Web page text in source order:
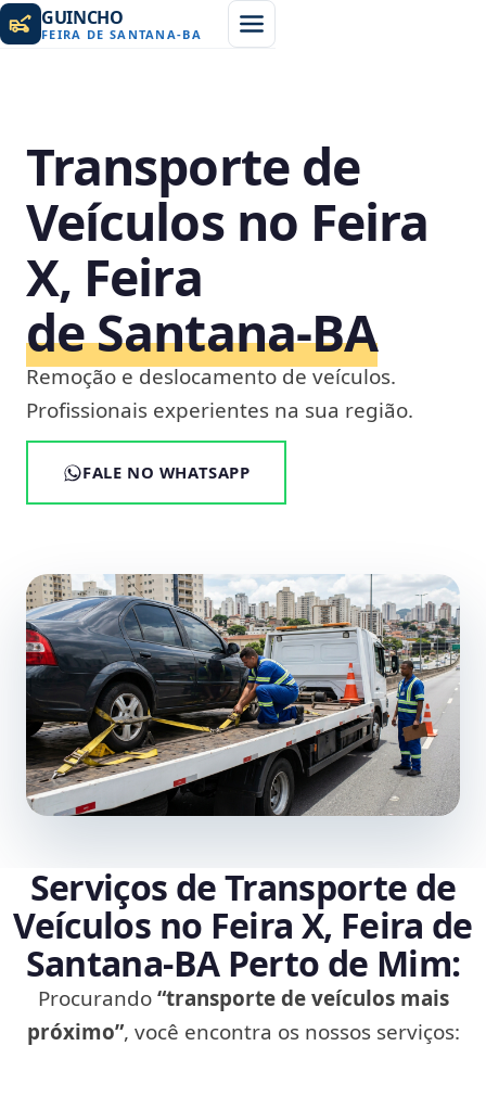
GUINCHO
FEIRA DE SANTANA-BA
Transporte de
Veículos no Feira
X, Feira
de Santana‑BA
Remoção e deslocamento de veículos.
Profissionais experientes na sua região.
FALE NO WHATSAPP
Serviços de Transporte de
Veículos no Feira X, Feira de
Santana‑BA Perto de Mim:
Procurando“transporte de veículos mais
próximo”, você encontra os nossos serviços: